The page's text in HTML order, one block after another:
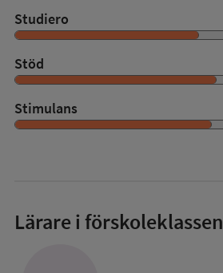
Studiero
Stöd
Stimulans
Lärare i förskoleklassen